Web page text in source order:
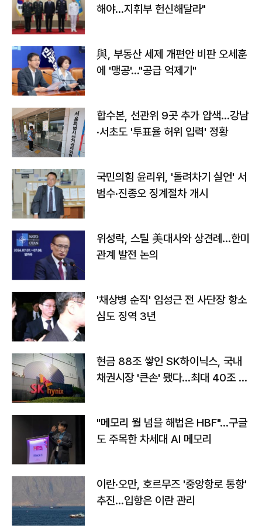
해야…지휘부 헌신해달라"
與, 부동산 세제 개편안 비판 오세훈
에 '맹공'…"공급 억제기"
합수본, 선관위 9곳 추가 압색…강남
·서초도 '투표율 허위 입력' 정황
국민의힘 윤리위, '돌려차기 실언' 서
범수·진종오 징계절차 개시
위성락, 스틸 美대사와 상견례…한미
관계 발전 논의
'채상병 순직' 임성근 전 사단장 항소
심도 징역 3년
현금 88조 쌓인 SK하이닉스, 국내
채권시장 '큰손' 됐다…최대 40조 투
"메모리 월 넘을 해법은 HBF"…구글
도 주목한 차세대 AI 메모리
이란·오만, 호르무즈 '중앙항로 통항'
추진…입항은 이란 관리